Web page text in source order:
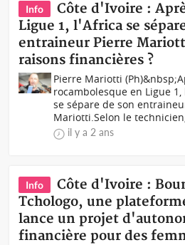
Info
Côte d'Ivoire :
Ligue 1, l'Africa se
entraineur Pierre
raisons financières ?
Pierre Mariotti
rocambolesque en Ligue 1,
se sépare de son
Mariotti.Selon le
il y a 2 ans
Info
Côte d'Ivoire :
Tchologo, une
lance un projet
financière pour des